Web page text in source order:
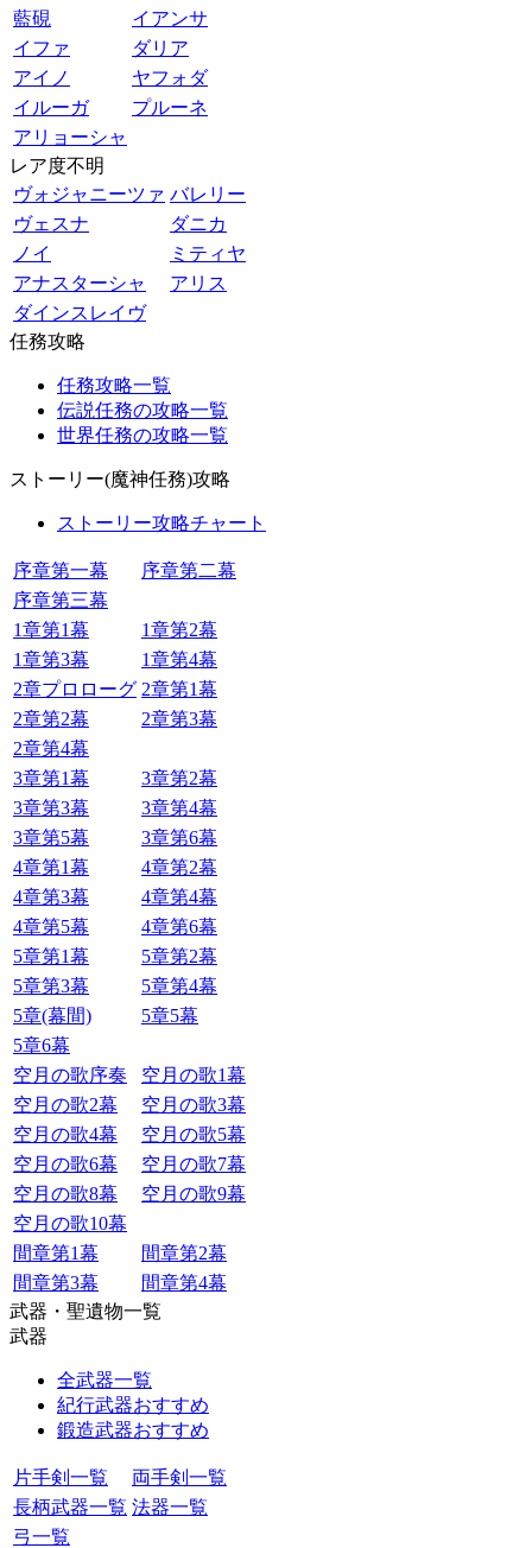
藍硯
イアンサ
イファ
ダリア
アイノ
ヤフォダ
イルーガ
プルーネ
アリョーシャ
レア度不明
ヴォジャニーツァ バレリー
ヴェスナ
ダニカ
ノイ
ミティヤ
アナスターシャ
アリス
ダインスレイヴ
任務攻略
任務攻略一覧
伝説任務の攻略一覧
世界任務の攻略一覧
ストーリー(魔神任務)攻略
ストーリー攻略チャート
序章第一幕
序章第二幕
序章第三幕
1章第1幕
1章第2幕
1章第3幕
1章第4幕
2章プロローグ 2章第1幕
2章第2幕
2章第3幕
2章第4幕
3章第1幕
3章第2幕
3章第3幕
3章第4幕
3章第5幕
3章第6幕
4章第1幕
4章第2幕
4章第3幕
4章第4幕
4章第5幕
4章第6幕
5章第1幕
5章第2幕
5章第3幕
5章第4幕
5章(幕間)
5章5幕
5章6幕
空月の歌序奏
空月の歌1幕
空月の歌2幕
空月の歌3幕
空月の歌4幕
空月の歌5幕
空月の歌6幕
空月の歌7幕
空月の歌8幕
空月の歌9幕
空月の歌10幕
間章第1幕
間章第2幕
間章第3幕
間章第4幕
武器・聖遺物一覧
武器
全武器一覧
紀行武器おすすめ
鍛造武器おすすめ
片手剣一覧
両手剣一覧
長柄武器一覧 法器一覧
弓一覧